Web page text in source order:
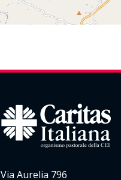
Via Aurelia 796